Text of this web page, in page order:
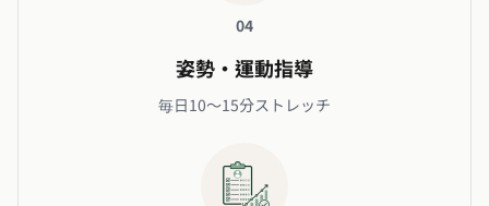
04
姿勢・運動指導
毎日10〜15分ストレッチ